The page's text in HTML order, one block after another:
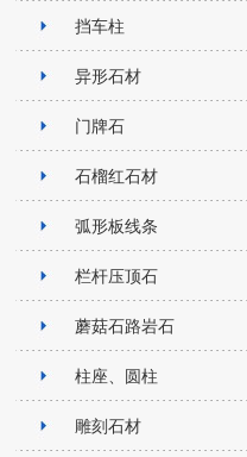
挡车柱
异形石材
门牌石
石榴红石材
弧形板线条
栏杆压顶石
蘑菇石路岩石
柱座、圆柱
雕刻石材